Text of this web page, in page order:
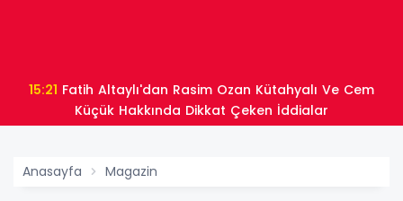
15:21
Küçük Hakkında Dikkat Çeken İddialar
Anasayfa Magazin